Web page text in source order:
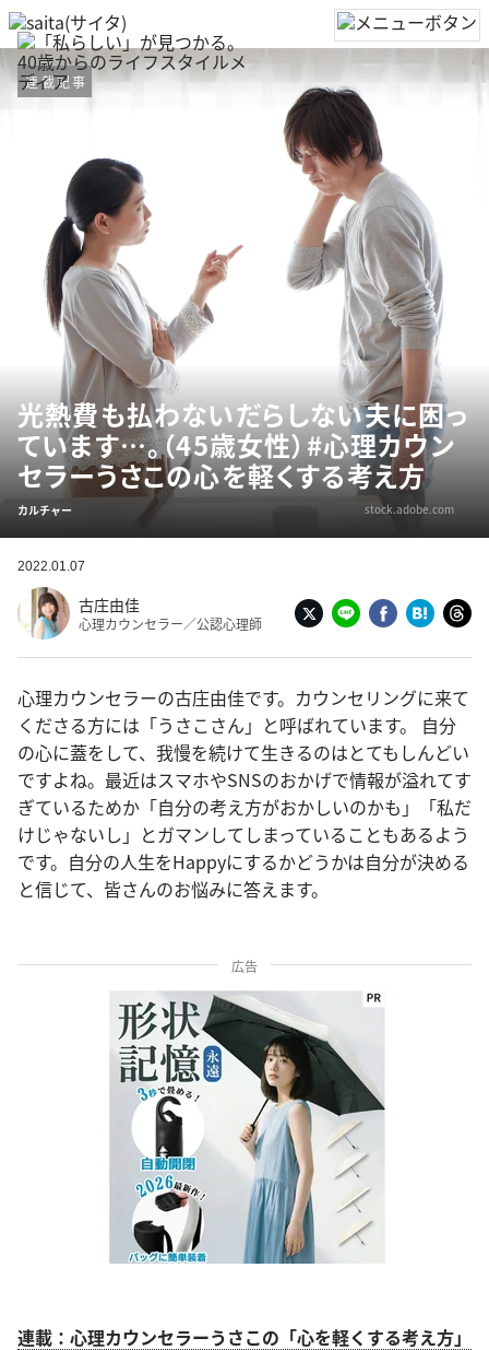
連載記事
光熱費も払わないだらしない夫に困っ
ています…。（45歳女性）#心理カウン
セラーうさこの心を軽くする考え方
カルチャー stock.adobe.com
2022.01.07
古庄由佳
心理カウンセラー／公認心理師
心理カウンセラーの古庄由佳です。カウンセリングに来て
くださる方には「うさこさん」と呼ばれています。 自分
の心に蓋をして、我慢を続けて生きるのはとてもしんどい
ですよね。最近はスマホやSNSのおかげで情報が溢れてす
ぎているためか「自分の考え方がおかしいのかも」「私だ
けじゃないし」とガマンしてしまっていることもあるよう
です。自分の人生をHappyにするかどうかは自分が決める
と信じて、皆さんのお悩みに答えます。
広告
連載：心理カウンセラーうさこの「心を軽くする考え方」